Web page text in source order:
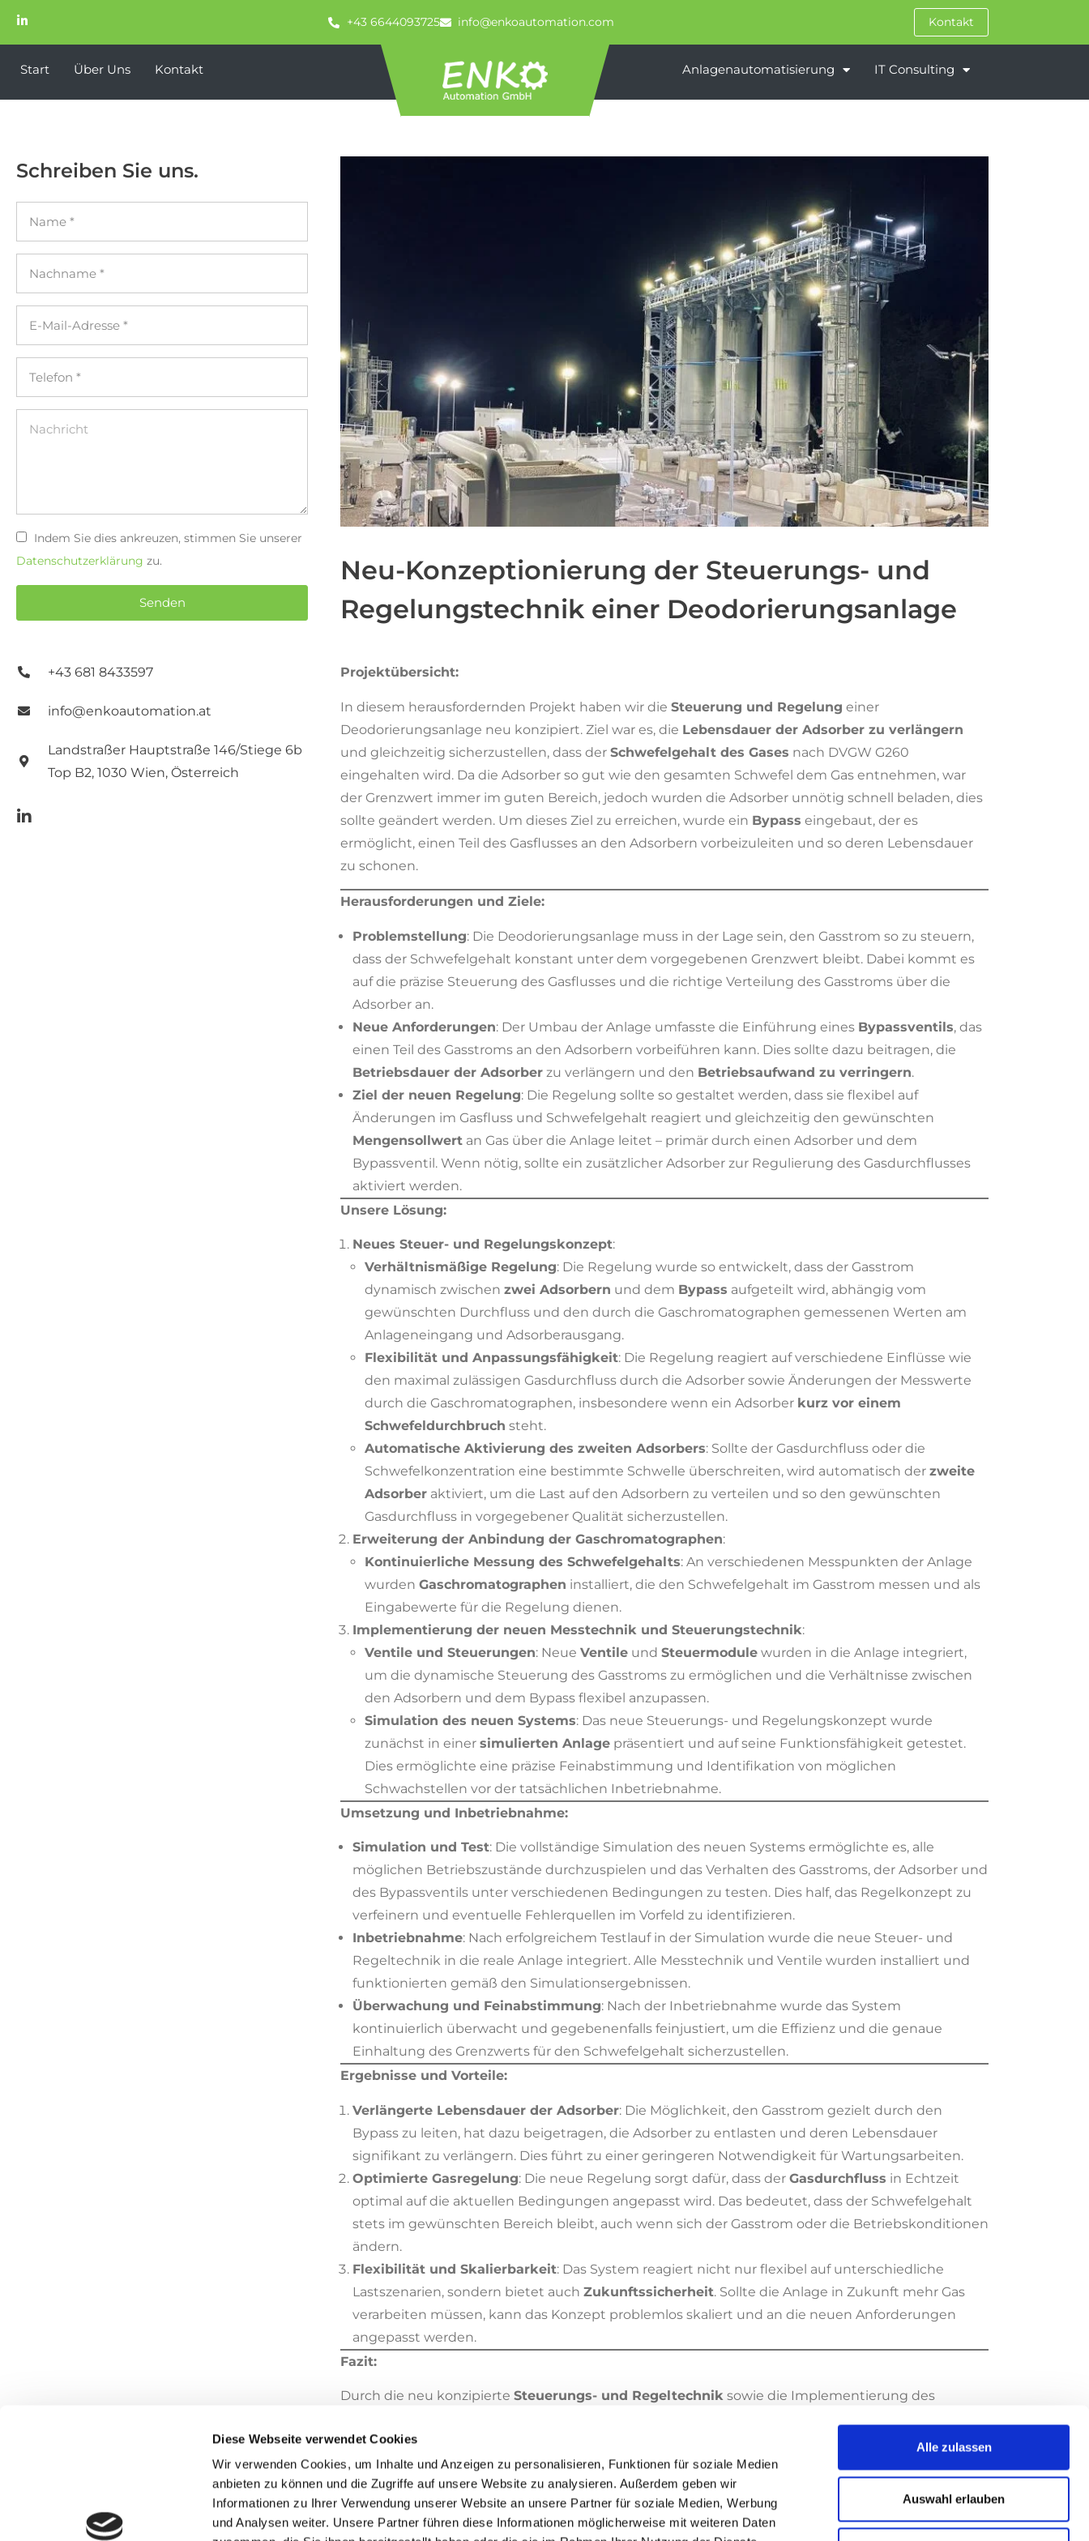
Diese Webseite verwendet Cookies
Wir verwenden Cookies, um Inhalte und Anzeigen zu personalisieren, Funktionen für soziale Medien
anbieten zu können und die Zugriffe auf unsere Website zu analysieren. Außerdem geben wir
Informationen zu Ihrer Verwendung unserer Website an unsere Partner für soziale Medien, Werbung
und Analysen weiter. Unsere Partner führen diese Informationen möglicherweise mit weiteren Daten
Alle zulassen
Auswahl erlauben
+43 6644093725 info@enkoautomation.com Kontakt
Start Über Uns Kontakt Anlagenautomatisierung IT Consulting
Schreiben Sie uns.
Indem Sie dies ankreuzen, stimmen Sie unserer
Datenschutzerklärung zu.
Senden
+43 681 8433597
info@enkoautomation.at
Landstraßer Hauptstraße 146/Stiege 6b
Top B2, 1030 Wien, Österreich
Neu-Konzeptionierung der Steuerungs- und
Regelungstechnik einer Deodorierungsanlage
Projektübersicht:
In diesem herausfordernden Projekt haben wir die Steuerung und Regelung einer
Deodorierungsanlage neu konzipiert. Ziel war es, die Lebensdauer der Adsorber zu verlängern
und gleichzeitig sicherzustellen, dass der Schwefelgehalt des Gases nach DVGW G260
eingehalten wird. Da die Adsorber so gut wie den gesamten Schwefel dem Gas entnehmen, war
der Grenzwert immer im guten Bereich, jedoch wurden die Adsorber unnötig schnell beladen, dies
sollte geändert werden. Um dieses Ziel zu erreichen, wurde ein Bypass eingebaut, der es
ermöglicht, einen Teil des Gasflusses an den Adsorbern vorbeizuleiten und so deren Lebensdauer
zu schonen.
Herausforderungen und Ziele:
Problemstellung: Die Deodorierungsanlage muss in der Lage sein, den Gasstrom so zu steuern,
dass der Schwefelgehalt konstant unter dem vorgegebenen Grenzwert bleibt. Dabei kommt es
auf die präzise Steuerung des Gasflusses und die richtige Verteilung des Gasstroms über die
Adsorber an.
Neue Anforderungen: Der Umbau der Anlage umfasste die Einführung eines Bypassventils, das
einen Teil des Gasstroms an den Adsorbern vorbeiführen kann. Dies sollte dazu beitragen, die
Betriebsdauer der Adsorber zu verlängern und den Betriebsaufwand zu verringern.
Ziel der neuen Regelung: Die Regelung sollte so gestaltet werden, dass sie flexibel auf
Änderungen im Gasfluss und Schwefelgehalt reagiert und gleichzeitig den gewünschten
Mengensollwert an Gas über die Anlage leitet – primär durch einen Adsorber und dem
Bypassventil. Wenn nötig, sollte ein zusätzlicher Adsorber zur Regulierung des Gasdurchflusses
aktiviert werden.
Unsere Lösung:
Neues Steuer- und Regelungskonzept:
Verhältnismäßige Regelung: Die Regelung wurde so entwickelt, dass der Gasstrom
dynamisch zwischen zwei Adsorbern und dem Bypass aufgeteilt wird, abhängig vom
gewünschten Durchfluss und den durch die Gaschromatographen gemessenen Werten am
Anlageneingang und Adsorberausgang.
Flexibilität und Anpassungsfähigkeit: Die Regelung reagiert auf verschiedene Einflüsse wie
den maximal zulässigen Gasdurchfluss durch die Adsorber sowie Änderungen der Messwerte
durch die Gaschromatographen, insbesondere wenn ein Adsorber kurz vor einem
Schwefeldurchbruch steht.
Automatische Aktivierung des zweiten Adsorbers: Sollte der Gasdurchfluss oder die
Schwefelkonzentration eine bestimmte Schwelle überschreiten, wird automatisch der zweite
Adsorber aktiviert, um die Last auf den Adsorbern zu verteilen und so den gewünschten
Gasdurchfluss in vorgegebener Qualität sicherzustellen.
Erweiterung der Anbindung der Gaschromatographen:
Kontinuierliche Messung des Schwefelgehalts: An verschiedenen Messpunkten der Anlage
wurden Gaschromatographen installiert, die den Schwefelgehalt im Gasstrom messen und als
Eingabewerte für die Regelung dienen.
Implementierung der neuen Messtechnik und Steuerungstechnik:
Ventile und Steuerungen: Neue Ventile und Steuermodule wurden in die Anlage integriert,
um die dynamische Steuerung des Gasstroms zu ermöglichen und die Verhältnisse zwischen
den Adsorbern und dem Bypass flexibel anzupassen.
Simulation des neuen Systems: Das neue Steuerungs- und Regelungskonzept wurde
zunächst in einer simulierten Anlage präsentiert und auf seine Funktionsfähigkeit getestet.
Dies ermöglichte eine präzise Feinabstimmung und Identifikation von möglichen
Schwachstellen vor der tatsächlichen Inbetriebnahme.
Umsetzung und Inbetriebnahme:
Simulation und Test: Die vollständige Simulation des neuen Systems ermöglichte es, alle
möglichen Betriebszustände durchzuspielen und das Verhalten des Gasstroms, der Adsorber und
des Bypassventils unter verschiedenen Bedingungen zu testen. Dies half, das Regelkonzept zu
verfeinern und eventuelle Fehlerquellen im Vorfeld zu identifizieren.
Inbetriebnahme: Nach erfolgreichem Testlauf in der Simulation wurde die neue Steuer- und
Regeltechnik in die reale Anlage integriert. Alle Messtechnik und Ventile wurden installiert und
funktionierten gemäß den Simulationsergebnissen.
Überwachung und Feinabstimmung: Nach der Inbetriebnahme wurde das System
kontinuierlich überwacht und gegebenenfalls feinjustiert, um die Effizienz und die genaue
Einhaltung des Grenzwerts für den Schwefelgehalt sicherzustellen.
Ergebnisse und Vorteile:
Verlängerte Lebensdauer der Adsorber: Die Möglichkeit, den Gasstrom gezielt durch den
Bypass zu leiten, hat dazu beigetragen, die Adsorber zu entlasten und deren Lebensdauer
signifikant zu verlängern. Dies führt zu einer geringeren Notwendigkeit für Wartungsarbeiten.
Optimierte Gasregelung: Die neue Regelung sorgt dafür, dass der Gasdurchfluss in Echtzeit
optimal auf die aktuellen Bedingungen angepasst wird. Das bedeutet, dass der Schwefelgehalt
stets im gewünschten Bereich bleibt, auch wenn sich der Gasstrom oder die Betriebskonditionen
ändern.
Flexibilität und Skalierbarkeit: Das System reagiert nicht nur flexibel auf unterschiedliche
Lastszenarien, sondern bietet auch Zukunftssicherheit. Sollte die Anlage in Zukunft mehr Gas
verarbeiten müssen, kann das Konzept problemlos skaliert und an die neuen Anforderungen
angepasst werden.
Fazit:
Durch die neu konzipierte Steuerungs- und Regeltechnik sowie die Implementierung des
des Gases zuverlässig unter den Grenzwert halten. Das Projekt hat nicht nur das System effizienter
und flexibler gemacht, sondern auch gezeigt, wie wichtig eine präzise und dynamische Regelung
in komplexen industriellen Prozessen ist.
Erfolgreiche Umsetzung durch spezialisiertes Know-How: Wir sind stolz auf die erfolgreiche